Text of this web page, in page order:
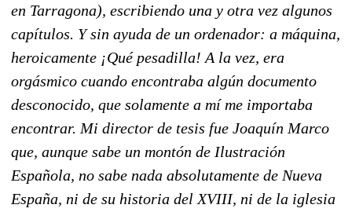
en Tarragona), escribiendo una y otra vez algunos
capítulos. Y sin ayuda de un ordenador: a máquina,
heroicamente ¡Qué pesadilla! A la vez, era
orgásmico cuando encontraba algún documento
desconocido, que solamente a mí me importaba
encontrar. Mi director de tesis fue Joaquín Marco
que, aunque sabe un montón de Ilustración
Española, no sabe nada absolutamente de Nueva
España, ni de su historia del XVIII, ni de la iglesia